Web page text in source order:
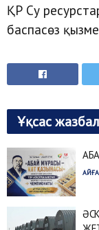
ҚР Су
баспасөз
Ұқсас